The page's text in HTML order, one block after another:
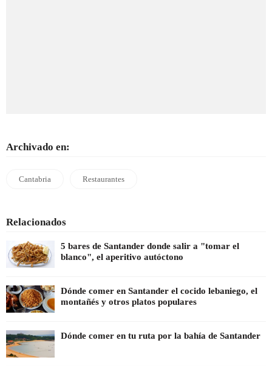
Archivado en:
Cantabria Restaurantes
Relacionados
5 bares de Santander donde salir a "tomar el
blanco", el aperitivo autóctono
Dónde comer en Santander el cocido lebaniego, el
montañés y otros platos populares
Dónde comer en tu ruta por la bahía de Santander